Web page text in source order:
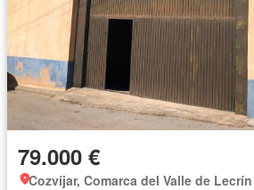
79.000 €
Cozvíjar, Comarca del Valle de Lecrín